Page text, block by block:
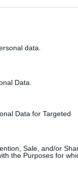
data.
Data.
Data for Targeted
Sale, and/or
the Purposes for